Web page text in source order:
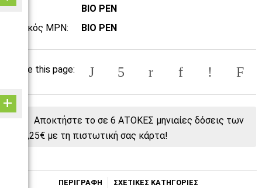
SKU:
BIO PEN
Κωδικός MPN:
BIO PEN
Share this page:
Αποκτήστε το σε 6 ΑΤΟΚΕΣ μηνιαίες δόσεις των
106,25€ με τη πιστωτική σας κάρτα!
ΠΕΡΙΓΡΑΦΗ ΣΧΕΤΙΚΕΣ ΚΑΤΗΓΟΡΙΕΣ